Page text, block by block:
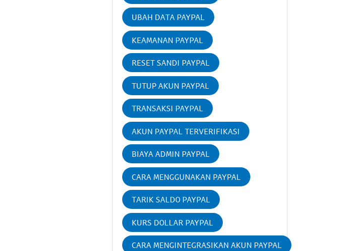
UBAH DATA PAYPAL
KEAMANAN PAYPAL
RESET SANDI PAYPAL
TUTUP AKUN PAYPAL
TRANSAKSI PAYPAL
AKUN PAYPAL TERVERIFIKASI
BIAYA ADMIN PAYPAL
CARA MENGGUNAKAN PAYPAL
TARIK SALDO PAYPAL
KURS DOLLAR PAYPAL
CARA MENGINTEGRASIKAN AKUN PAYPAL